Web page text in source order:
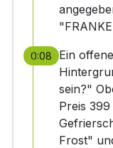
0:08
Ein
sein?"
Preis
Frost"